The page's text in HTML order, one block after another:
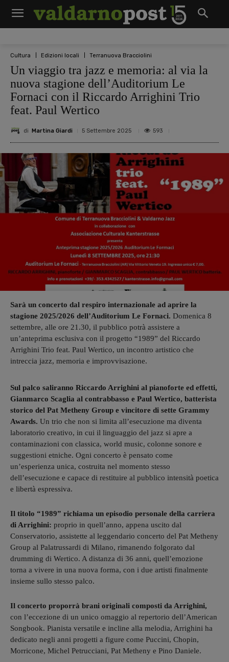
Cultura Edizioni locali Terranuova Bracciolini
Un viaggio tra jazz e memoria: al via la
nuova stagione dell’Auditorium Le
Fornaci con il Riccardo Arrighini Trio
feat. Paul Wertico
di Martina Giardi 5 Settembre 2025 593
Sarà un concerto dal respiro internazionale ad aprire la
stagione 2025/2026 dell’Auditorium Le Fornaci. Domenica 8
settembre, alle ore 21.30, il pubblico potrà assistere a
un’anteprima esclusiva con il progetto “1989” del Riccardo
Arrighini Trio feat. Paul Wertico, un incontro artistico che
intreccia jazz, memoria e improvvisazione.
Sul palco saliranno Riccardo Arrighini al pianoforte ed effetti,
Gianmarco Scaglia al contrabbasso e Paul Wertico, batterista
storico del Pat Metheny Group e vincitore di sette Grammy
Awards. Un trio che non si limita all’esecuzione ma diventa
laboratorio creativo, in cui il linguaggio del jazz si apre a
contaminazioni con classica, world music, colonne sonore e
suggestioni etniche. Ogni concerto è pensato come
un’esperienza unica, costruita nel momento stesso
dell’esecuzione e capace di restituire al pubblico intensità poetica
e libertà espressiva.
Il titolo “1989” richiama un episodio personale della carriera
di Arrighini: proprio in quell’anno, appena uscito dal
Conservatorio, assistette al leggendario concerto del Pat Metheny
Group al Palatrussardi di Milano, rimanendo folgorato dal
drumming di Wertico. A distanza di 36 anni, quell’emozione
torna a vivere in una nuova forma, con i due artisti finalmente
insieme sullo stesso palco.
Il concerto proporrà brani originali composti da Arrighini,
con l’eccezione di un unico omaggio al repertorio dell’American
Songbook. Pianista versatile e incline alla melodia, Arrighini ha
dedicato negli anni progetti a figure come Puccini, Chopin,
Morricone, Michel Petrucciani, Pat Metheny e Pino Daniele.